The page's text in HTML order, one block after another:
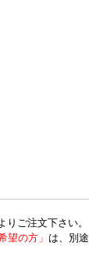
りご注文下さい。
望の方」 は、別